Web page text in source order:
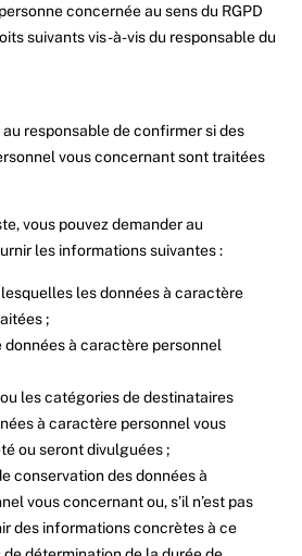
concernée au sens du RGPD
suivants vis-à-vis du responsable du
responsable de confirmer si des
vous concernant sont traitées
vous pouvez demander au
les informations suivantes :
les données à caractère
;
données à caractère personnel
les catégories de destinataires
à caractère personnel vous
ou seront divulguées ;
conservation des données à
vous concernant ou, s’il n’est pas
des informations concrètes à ce